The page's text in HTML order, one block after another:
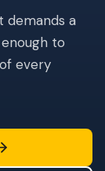
demands a
to
every